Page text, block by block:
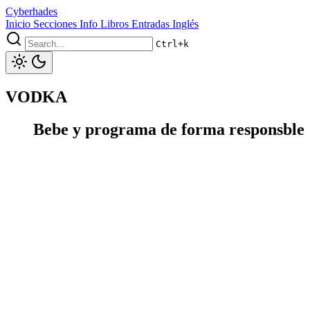
Cyberhades
Inicio Secciones Info Libros Entradas Inglés
Ctrl+k
VODKA
Bebe y programa de forma responsble